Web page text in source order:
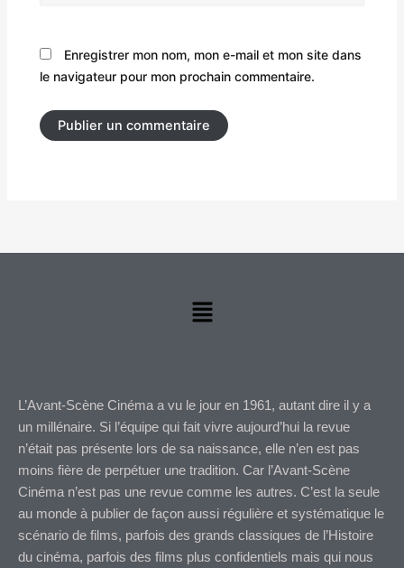
Enregistrer mon nom, mon e-mail et mon site dans
le navigateur pour mon prochain commentaire.
Menu
L’Avant-Scène Cinéma a vu le jour en 1961, autant dire il y a
un millénaire. Si l’équipe qui fait vivre aujourd’hui la revue
n’était pas présente lors de sa naissance, elle n’en est pas
moins fière de perpétuer une tradition. Car l’Avant-Scène
Cinéma n’est pas une revue comme les autres. C’est la seule
au monde à publier de façon aussi régulière et systématique le
scénario de films, parfois des grands classiques de l’Histoire
du cinéma, parfois des films plus confidentiels mais qui nous